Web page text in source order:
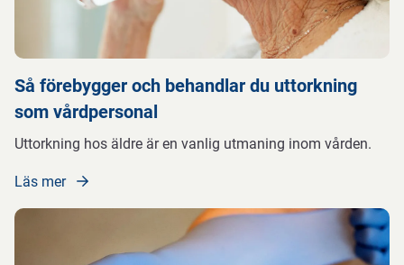
Så förebygger och behandlar du uttorkning
som vårdpersonal
Uttorkning hos äldre är en vanlig utmaning inom vården.
Läs mer